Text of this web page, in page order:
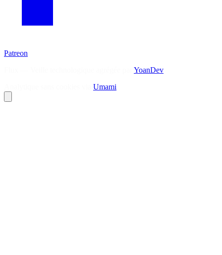
Patreon
YoanDev
Umami